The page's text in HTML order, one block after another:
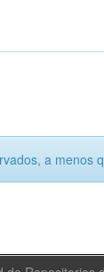
a menos